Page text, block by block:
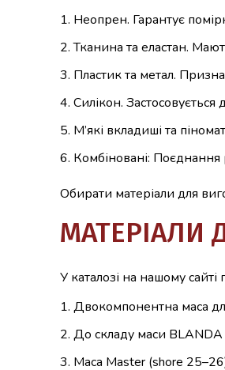
Неопрен. Гарантує
Тканина та еластан.
Пластик та метал.
Силікон. Застосовується
М’які вкладиші та
Комбіновані: Поєднання
Обирати матеріали для
МАТЕРІАЛИ
У каталозі на нашому сайті
Двокомпонентна маса
До складу маси BLANDA
Маса Master (shore